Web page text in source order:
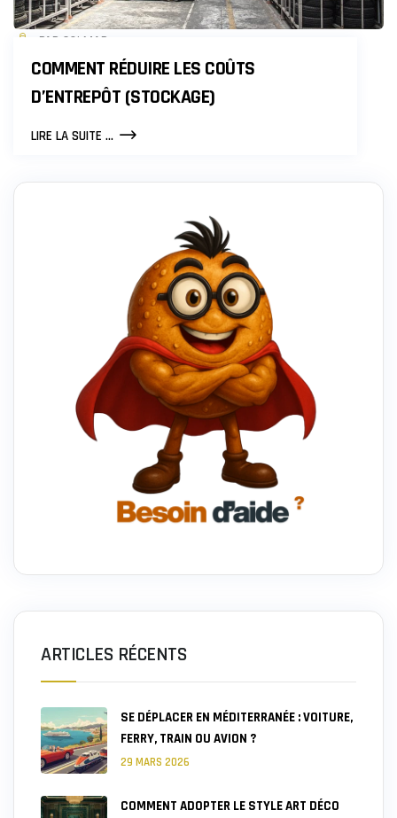
PAR COLMAR
COMMENT RÉDUIRE LES COÛTS
D’ENTREPÔT (STOCKAGE)
LIRE LA SUITE ...COMMENT
COÛTS
ARTICLES RÉCENTS
SE DÉPLACER EN MÉDITERRANÉE : VOITURE,
FERRY, TRAIN OU AVION ?
29 MARS 2026
COMMENT ADOPTER LE STYLE ART DÉCO